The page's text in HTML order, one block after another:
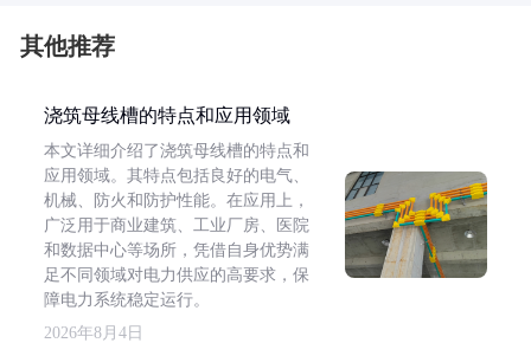
其他推荐
浇筑母线槽的特点和应用领域
本文详细介绍了浇筑母线槽的特点和
应用领域。其特点包括良好的电气、
机械、防火和防护性能。在应用上，
广泛用于商业建筑、工业厂房、医院
和数据中心等场所，凭借自身优势满
足不同领域对电力供应的高要求，保
障电力系统稳定运行。
2026年8月4日